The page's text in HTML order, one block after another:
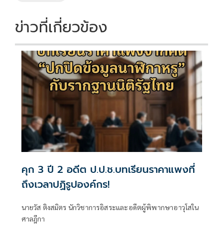
ข่าวที่เกี่ยวข้อง
คุก 3 ปี 2 อดีต ป.ป.ช.บทเรียนราคาแพงที่
ถึงเวลาปฏิรูปองค์กร!
นายวัส ติงสมิตร นักวิชาการอิสระและอดีตผู้พิพากษาอาวุโสใน
ศาลฎีกา